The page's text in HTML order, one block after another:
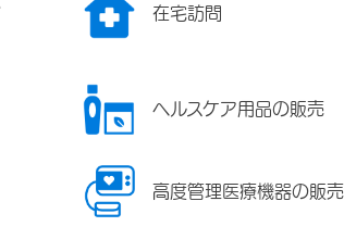
在宅訪問
ヘルスケア用品の販売
高度管理医療機器の販売